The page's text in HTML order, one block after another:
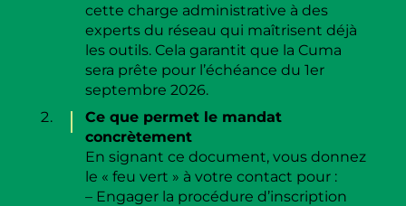
cette charge administrative à des
experts du réseau qui maîtrisent déjà
les outils. Cela garantit que la Cuma
sera prête pour l’échéance du 1er
septembre 2026.
Ce que permet le mandat
concrètement
En signant ce document, vous donnez
le « feu vert » à votre contact pour :
– Engager la procédure d’inscription